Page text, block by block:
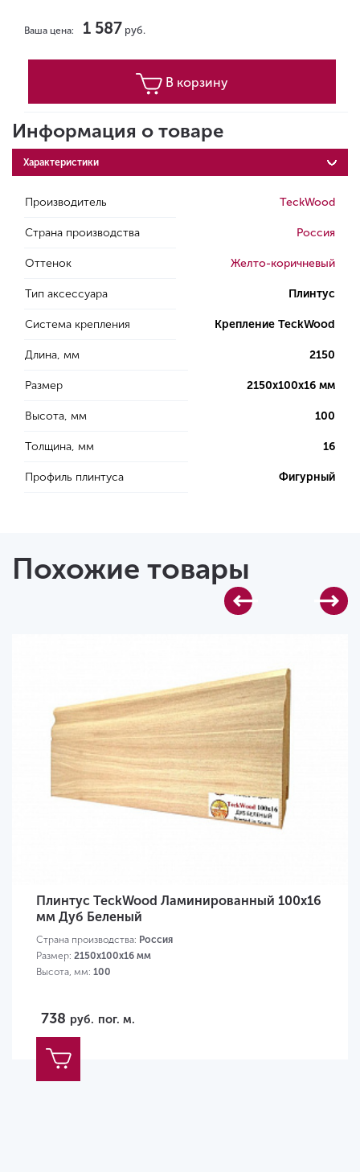
Ваша цена: 1 587 руб.
В корзину
Информация о товаре
Характеристики
Производитель TeckWood
Страна производства Россия
Оттенок Желто-коричневый
Тип аксессуара Плинтус
Система крепления Крепление TeckWood
Длина, мм 2150
Размер 2150х100х16 мм
Высота, мм 100
Толщина, мм 16
Профиль плинтуса Фигурный
Похожие товары
Плинтус TeckWood Ламинированный 100х16
мм Дуб Беленый
Страна производства: Россия
Размер: 2150х100х16 мм
Высота, мм: 100
738 руб. пог. м.